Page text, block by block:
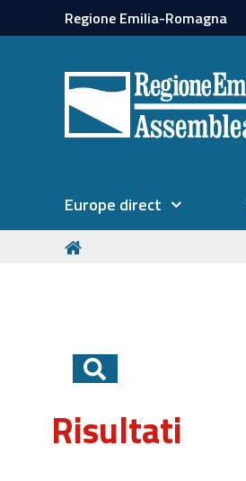
Regione Emilia-Romagna
Europe direct
Risultati